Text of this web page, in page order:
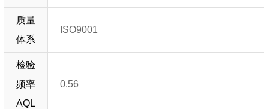
质量
体系
ISO9001
检验
频率
AQL
0.56